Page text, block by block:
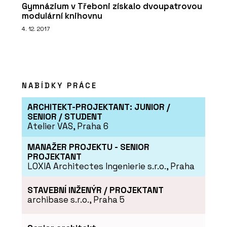
Gymnázium v Třeboni získalo dvoupatrovou
modulární knihovnu
4. 12. 2017
NABÍDKY PRÁCE
ARCHITEKT-PROJEKTANT: JUNIOR /
SENIOR / STUDENT
Atelier VAS, Praha 6
MANAŽER PROJEKTU - SENIOR
PROJEKTANT
LOXIA Architectes Ingenierie s.r.o., Praha
STAVEBNÍ INŽENÝR / PROJEKTANT
archibase s.r.o., Praha 5